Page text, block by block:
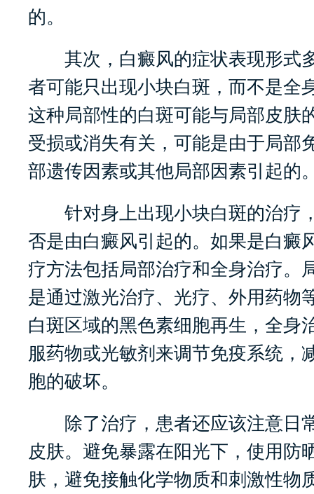
的。
其次，白癜风的症状表现形式
者可能只出现小块白斑，而不是全
这种局部性的白斑可能与局部皮肤
受损或消失有关，可能是由于局部
部遗传因素或其他局部因素引起的
针对身上出现小块白斑的治疗
否是由白癜风引起的。如果是白癜
疗方法包括局部治疗和全身治疗。
是通过激光治疗、光疗、外用药物
白斑区域的黑色素细胞再生，全身
服药物或光敏剂来调节免疫系统，
胞的破坏。
除了治疗，患者还应该注意日
皮肤。避免暴露在阳光下，使用防
肤，避免接触化学物质和刺激性物